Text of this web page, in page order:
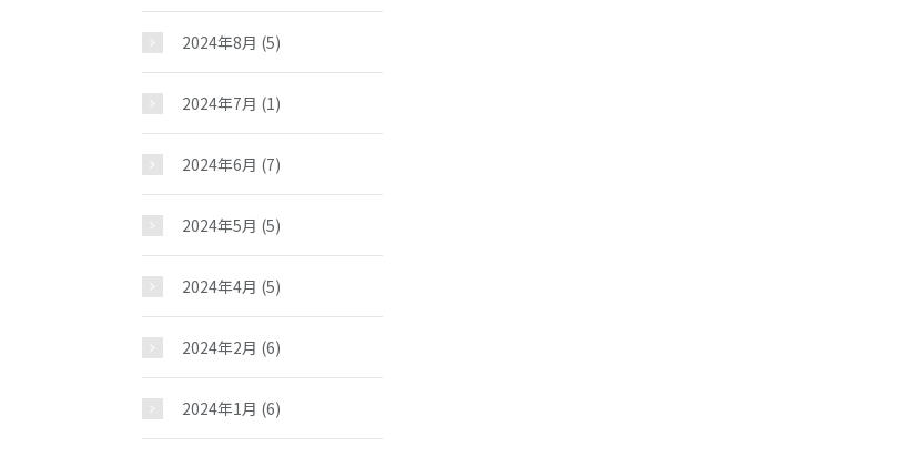
2024年8月 (5)
2024年7月 (1)
2024年6月 (7)
2024年5月 (5)
2024年4月 (5)
2024年2月 (6)
2024年1月 (6)